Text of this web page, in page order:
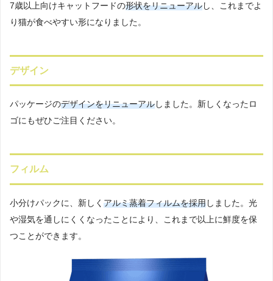
7歳以上向けキャットフードの形状をリニューアルし、これまでよ
り猫が食べやすい形になりました。
デザイン
パッケージのデザインをリニューアルしました。新しくなったロ
ゴにもぜひご注目ください。
フィルム
小分けパックに、新しく アルミ蒸着フィルムを採用しました。光
や湿気を通しにくくなったことにより、これまで以上に鮮度を保
つことができます。